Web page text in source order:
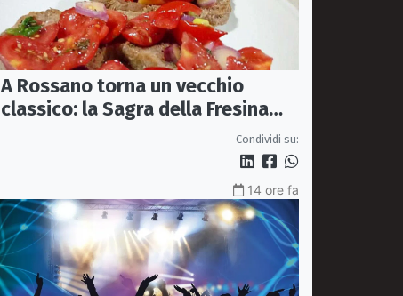
A Rossano torna un vecchio
classico: la Sagra della Fresina
Condividi su:
14 ore fa